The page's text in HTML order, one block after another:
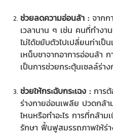
ช่วยลดความอ่อนล้า : จากก
เวลานาน ๆ เช่น คนที่ทำง
ไม่ได้ขยับตัวไปเปลี่ยนท่าเป็
เหน็บชาจากอาการอ่อนล้า
เป็นการช่วยกระตุ้นเซลล์ร่า
ช่วยให้กระฉับกระเฉง : การ
ร่างกายอ่อนเพลีย ปวดกล้า
ไหนหรือทำอะไร การที่กล้า
รักษา ฟื้นฟูสมรรถภาพให้ร่